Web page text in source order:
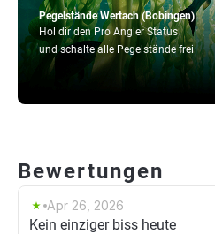
Pegelstände Wertach (Bobingen)
Hol dir den Pro Angler Status
und schalte alle Pegelstände frei
Bewertungen
Apr 26, 2026
Kein einziger biss heute